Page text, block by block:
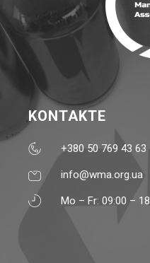
KONTAKTE
+380 50 769 43 63
info@wma.org.ua
Mo – Fr: 09:00 –